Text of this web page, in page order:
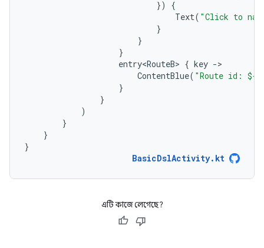
})
{
Text( "Click to
}
}
}
entry<RouteB> { key ->
ContentBlue( "Route id: $
}
}
)
}
}
}
BasicDslActivity. kt
এটি কাজে লেগেছে?